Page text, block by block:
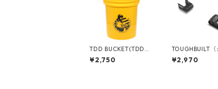
TDD BUCKET(TDDバ
ケット) 5ガロンバケツ
[コントラクター] フタ
¥2,750
TOUGHBUILT
ルト）STACK
タックテック) コード
¥2,970